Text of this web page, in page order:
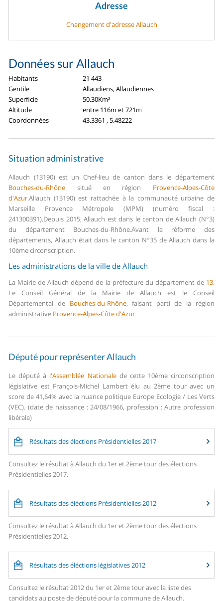
Adresse
Changement d'adresse Allauch
Données sur Allauch
Habitants
21 443
Gentile
Allaudiens, Allaudiennes
Superficie
50.30Km²
Altitude
entre 116m et 721m
Coordonnées
43.3361 , 5.48222
Situation administrative
Allauch (13190) est un Chef-lieu de canton dans le département
Bouches-du-Rhône situé en région Provence-Alpes-Côte
d'Azur.Allauch (13190) est rattachée à la communauté urbaine de
Marseille Provence Métropole (MPM) (numéro fiscal :
241300391).Depuis 2015, Allauch est dans le canton de Allauch (N°3)
du département Bouches-du-Rhône.Avant la réforme des
départements, Allauch était dans le canton N°35 de Allauch dans la
10ème circonscription.
Les administrations de la ville de Allauch
La Mairie de Allauch dépend de la préfecture du département de 13.
Le Conseil Général de la Mairie de Allauch est le Conseil
Départemental de Bouches-du-Rhône, faisant parti de la région
administrative Provence-Alpes-Côte d'Azur
Député pour représenter Allauch
Le député à l'Assemblée Nationalede cette 10ème circonscription
législative est François-Michel Lambert élu au 2ème tour avec un
score de 41,64% avec la nuance politique Europe Ecologie / Les Verts
(VEC). (date de naissance : 24/08/1966, profession : Autre profession
libérale)
Résultats des élections Présidentielles 2017
Consultez le résultat à Allauch du 1er et 2ème tour des élections
Présidentielles 2017.
Résultats des éléctions Présidentielles 2012
Consultez le résultat à Allauch du 1er et 2ème tour des élections
Présidentielles 2012.
Résultats des éléctions législatives 2012
Consultez le résultat 2012 du 1er et 2ème tour avec la liste des
candidats au poste de député pour la commune de Allauch.